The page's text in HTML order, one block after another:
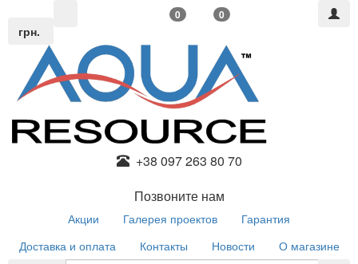
грн.
0 0
+38 097 263 80 70
Позвоните нам
Акции Галерея проектов
Гарантия
Доставка и оплата
Контакты Новости
О магазине